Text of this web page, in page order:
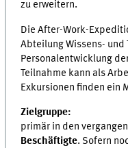
zu erweitern.
Die After-Work-
Abteilung Wissens- und
Personalentwicklung
Teilnahme kann als
Exkursionen finden ein
Zielgruppe:
primär in den
Beschäftigte. Sofern